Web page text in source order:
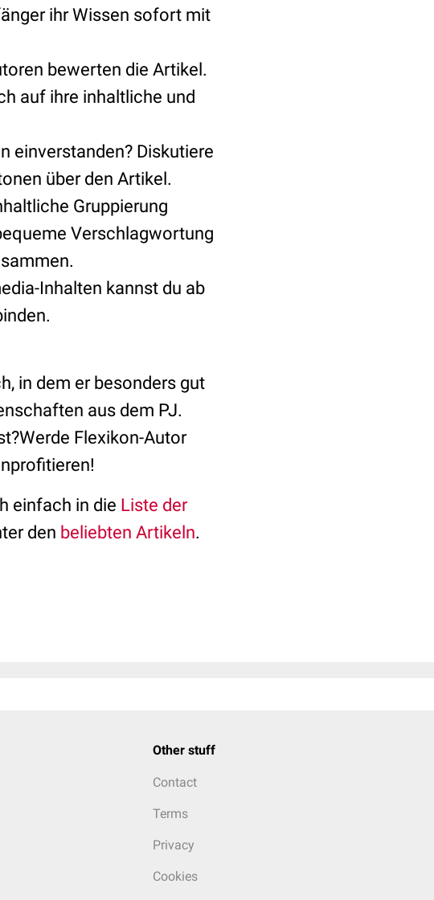
ihr Wissen sofort mit
bewerten die Artikel.
auf ihre inhaltliche und
einverstanden? Diskutiere
über den Artikel.
Gruppierung
Verschlagwortung
Inhalten kannst du ab
in dem er besonders gut
aus dem PJ.
Flexikon-Autor
einfach in die Liste der
den beliebten Artikeln.
Other stuff
Contact
Terms
Privacy
Cookies